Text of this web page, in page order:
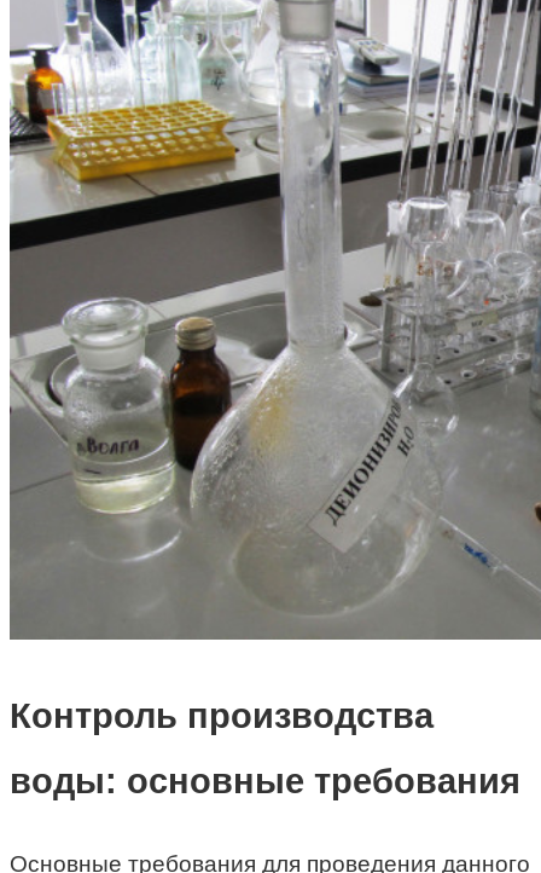
Контроль производства
воды: основные требования
Основные требования для проведения данного